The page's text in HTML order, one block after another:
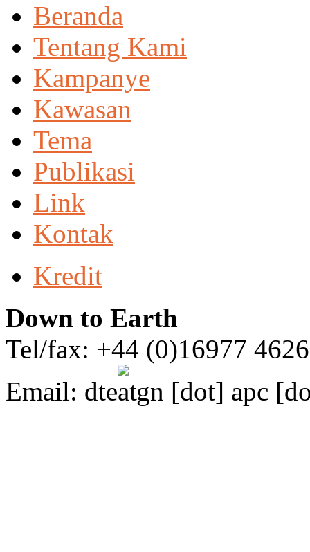
Beranda
Tentang Kami
Kampanye
Kawasan
Tema
Publikasi
Link
Kontak
Kredit
Down to Earth
Tel/fax: +44 (0)16977
Email: dte gn [dot] apc